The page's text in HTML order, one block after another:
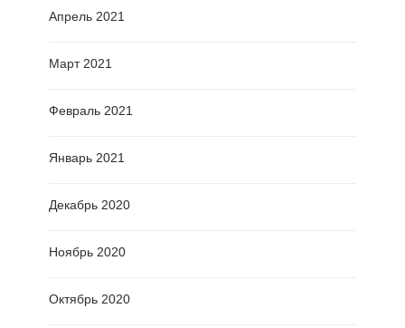
Апрель 2021
Март 2021
Февраль 2021
Январь 2021
Декабрь 2020
Ноябрь 2020
Октябрь 2020